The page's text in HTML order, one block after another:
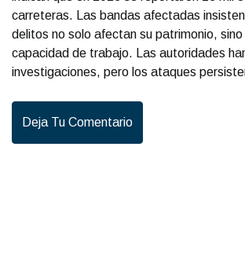
carreteras. Las bandas afectadas
delitos no solo afectan su patrimonio,
capacidad de trabajo. Las autoridades
investigaciones, pero los ataques
Deja Tu Comentario